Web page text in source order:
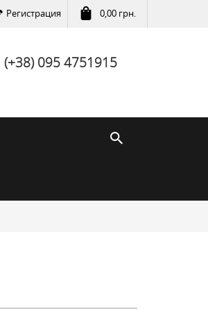
Регистрация 0,00 грн.
(+38) 095 4751915